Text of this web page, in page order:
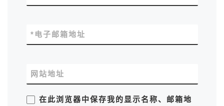
电子邮箱地址
*
网站地址
在此浏览器中保存我的显示名称、邮箱地